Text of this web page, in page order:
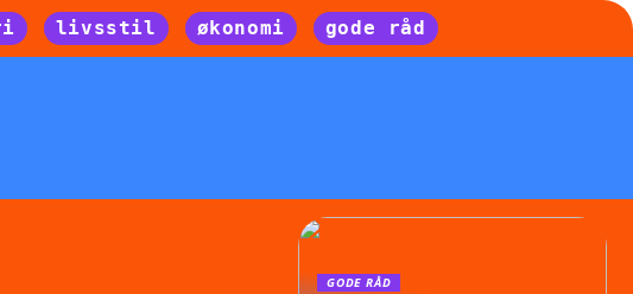
livsstil økonomi gode råd
GODE RÅD